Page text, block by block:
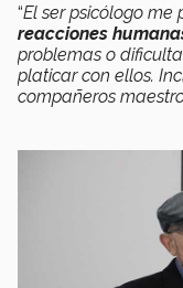
“El ser psicólogo
reacciones
problemas o
platicar con ellos.
compañeros